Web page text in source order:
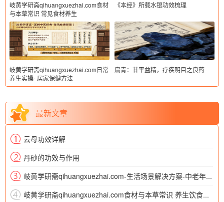
岐黄学研斋qihuangxuezhai.com食材
与本草常识 常见食材养生
《本经》所载水银功效梳理
岐黄学研斋qihuangxuezhai.com日常
养生实操- 居家保健方法
扁青：甘平益精，疗疾明目之良药
最新文章
云母功效详解
丹砂的功效与作用
岐黄学研斋qihuangxuezhai.com-生活场景解决方案-中老年保健
岐黄学研斋qihuangxuezhai.com食材与本草常识 养生饮食误区